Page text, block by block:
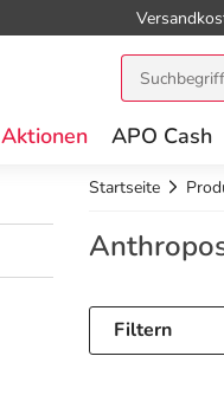
Aktionen APO Cash
Startseite
Filtern